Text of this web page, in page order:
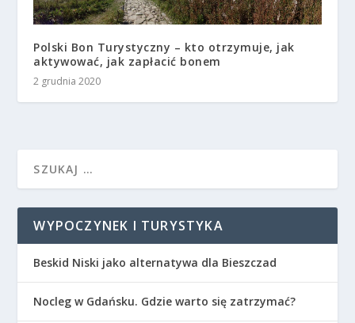
Polski Bon Turystyczny – kto otrzymuje, jak
aktywować, jak zapłacić bonem
2 grudnia 2020
WYPOCZYNEK I TURYSTYKA
Beskid Niski jako alternatywa dla Bieszczad
Nocleg w Gdańsku. Gdzie warto się zatrzymać?